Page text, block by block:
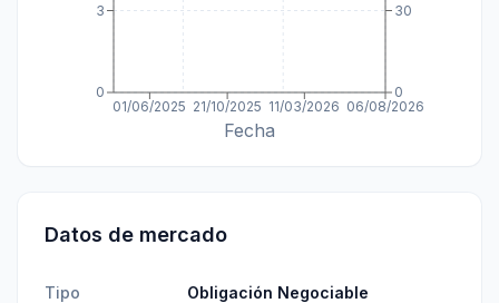
01/06/2025 21/10/2025 11/03/2026 06/08/2026
Fecha
0
3
0
30
Datos de mercado
Tipo Obligación Negociable